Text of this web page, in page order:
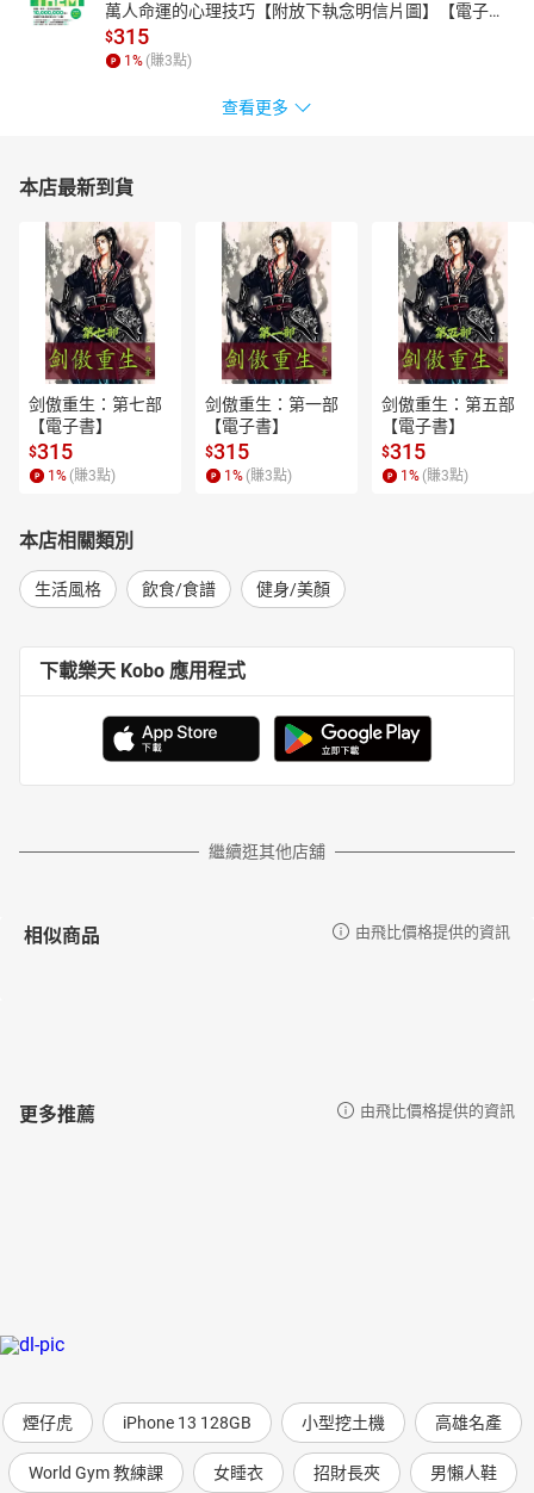
萬人命運的心理技巧【附放下執念明信片圖】【電子
書】
$315
1 % (賺3點)
查看更多
本店最新到貨
剑傲重生：第七部
【電子書】
$315
1 % (賺3點)
剑傲重生：第一部
【電子書】
$315
1 % (賺3點)
剑傲重生：第五部
【電子書】
$315
1 % (賺3點)
本店相關類別
生活風格 飲食/食譜 健身/美顏
下載樂天 Kobo 應用程式
繼續逛其他店舖
相似商品 由飛比價格提供的資訊
更多推薦 由飛比價格提供的資訊
煙仔虎 iPhone 13 128GB 小型挖土機 高雄名產
World Gym 教練課 女睡衣 招財長夾 男懶人鞋